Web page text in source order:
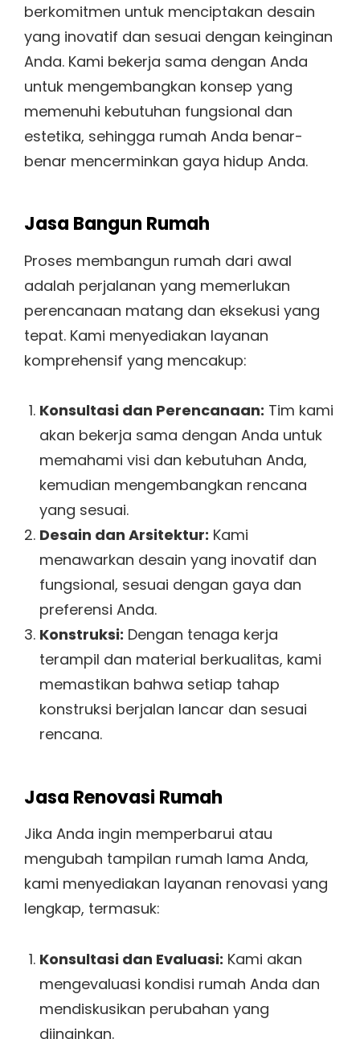
berkomitmen untuk menciptakan desain
yang inovatif dan sesuai dengan keinginan
Anda. Kami bekerja sama dengan Anda
untuk mengembangkan konsep yang
memenuhi kebutuhan fungsional dan
estetika, sehingga rumah Anda benar-
benar mencerminkan gaya hidup Anda.
Jasa Bangun Rumah
Proses membangun rumah dari awal
adalah perjalanan yang memerlukan
perencanaan matang dan eksekusi yang
tepat. Kami menyediakan layanan
komprehensif yang mencakup:
Konsultasi dan Perencanaan: Tim kami
akan bekerja sama dengan Anda untuk
memahami visi dan kebutuhan Anda,
kemudian mengembangkan rencana
yang sesuai.
Desain dan Arsitektur: Kami
menawarkan desain yang inovatif dan
fungsional, sesuai dengan gaya dan
preferensi Anda.
Konstruksi: Dengan tenaga kerja
terampil dan material berkualitas, kami
memastikan bahwa setiap tahap
konstruksi berjalan lancar dan sesuai
rencana.
Jasa Renovasi Rumah
Jika Anda ingin memperbarui atau
mengubah tampilan rumah lama Anda,
kami menyediakan layanan renovasi yang
lengkap, termasuk:
Konsultasi dan Evaluasi: Kami akan
mengevaluasi kondisi rumah Anda dan
mendiskusikan perubahan yang
diinginkan.